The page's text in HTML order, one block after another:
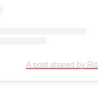
A post shared by